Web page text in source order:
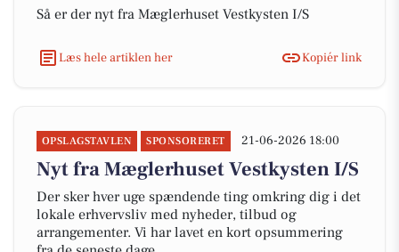
Så er der nyt fra Mæglerhuset Vestkysten I/S
Læs hele artiklen her Kopiér link
OPSLAGSTAVLEN SPONSORERET 21-06-2026 18:00
Nyt fra Mæglerhuset Vestkysten I/S
Der sker hver uge spændende ting omkring dig i det
lokale erhvervsliv med nyheder, tilbud og
arrangementer. Vi har lavet en kort opsummering